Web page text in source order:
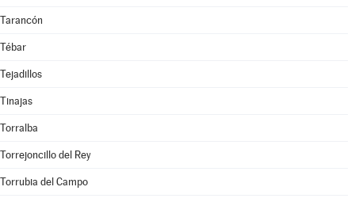
Tarancón
Tébar
Tejadillos
Tinajas
Torralba
Torrejoncillo del Rey
Torrubia del Campo